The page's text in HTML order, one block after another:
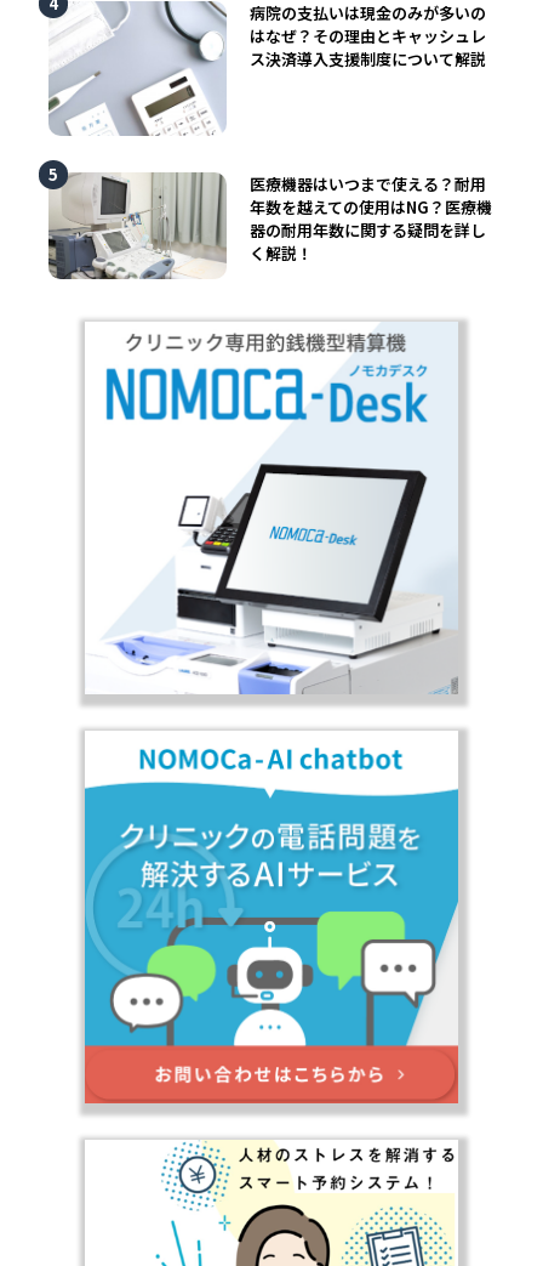
病院の支払いは現金のみが多いの
はなぜ？その理由とキャッシュレ
ス決済導入支援制度について解説
医療機器はいつまで使える？耐用
年数を越えての使用はNG？医療機
器の耐用年数に関する疑問を詳し
く解説！